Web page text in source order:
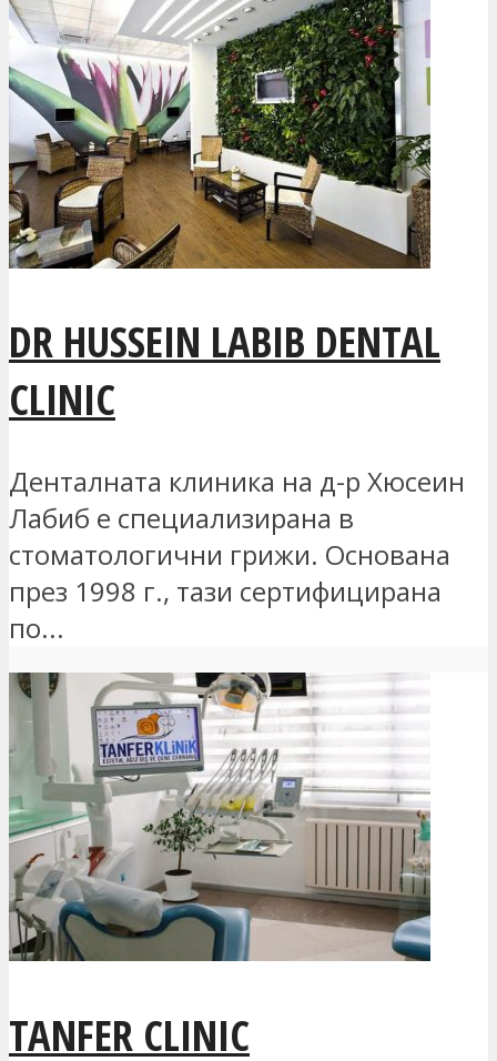
DR HUSSEIN LABIB DENTAL
CLINIC
Денталната клиника на д-р Хюсеин
Лабиб е специализирана в
стоматологични грижи. Основана
през 1998 г., тази сертифицирана
по...
TANFER CLINIC